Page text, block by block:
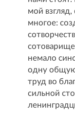
мой
многое:
немало
одну общую
труд во
сильной